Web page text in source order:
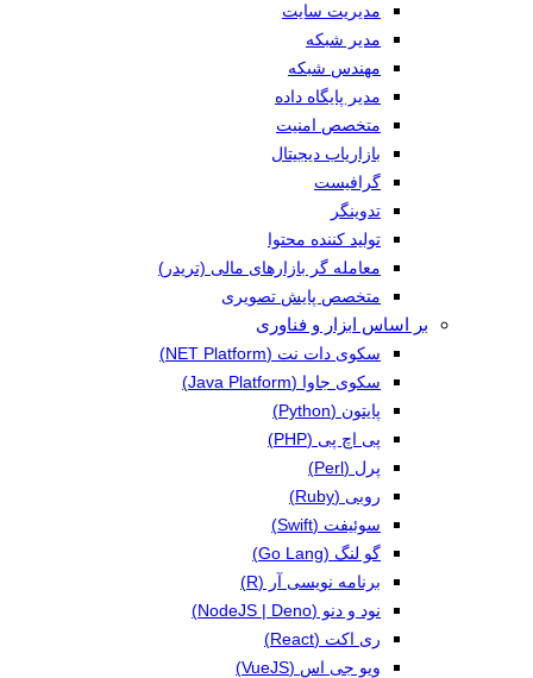
مدیریت سایت
مدیر شبکه
مهندس شبکه
مدیر پایگاه داده
متخصص امنیت
بازاریاب دیجیتال
گرافیست
تدوینگر
تولید کننده محتوا
معامله گر بازارهای مالی (تریدر)
متخصص پایش تصویری
بر اساس ابزار و فناوری
سکوی دات نت (NET Platform)
سکوی جاوا (Java Platform)
پایتون (Python)
پی اچ پی (PHP)
پرل (Perl)
روبی (Ruby)
سوئیفت (Swift)
گو لنگ (Go Lang)
برنامه نویسی آر (R)
نود و دنو (NodeJS | Deno)
ری اکت (React)
ویو جی اس (VueJS)